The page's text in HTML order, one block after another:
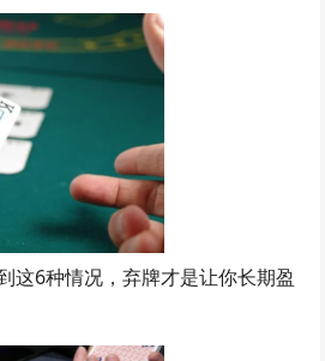
这6种情况，弃牌才是让你长期盈